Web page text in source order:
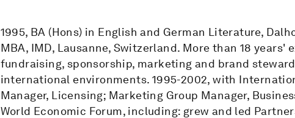
1995, BA (Hons) in English and German Literature,
MBA, IMD, Lausanne, Switzerland. More than 18
fundraising, sponsorship, marketing and brand
international environments. 1995-2002, with
Manager, Licensing; Marketing Group Manager,
World Economic Forum, including: grew and led